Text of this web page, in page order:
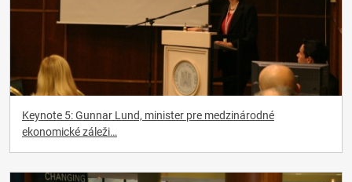
Keynote 5: Gunnar Lund, minister pre medzinárodné
ekonomické záleži…